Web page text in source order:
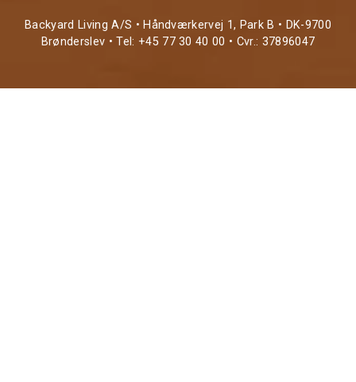
Backyard Living A/S • Håndværkervej 1, Park B • DK-9700
Brønderslev • Tel: +45 77 30 40 00 • Cvr.: 37896047